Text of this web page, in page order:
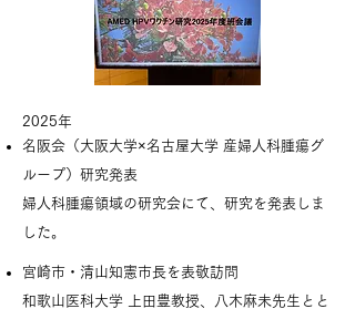
​2025年​​
名阪会（大阪大学×名古屋大学 産婦人科腫瘍グ
ループ）研究発表
婦人科腫瘍領域の研究会にて、研究を発表しま
した。
宮崎市・清山知憲市長を表敬訪問
和歌山医科大学 上田豊教授、八木麻未先生とと